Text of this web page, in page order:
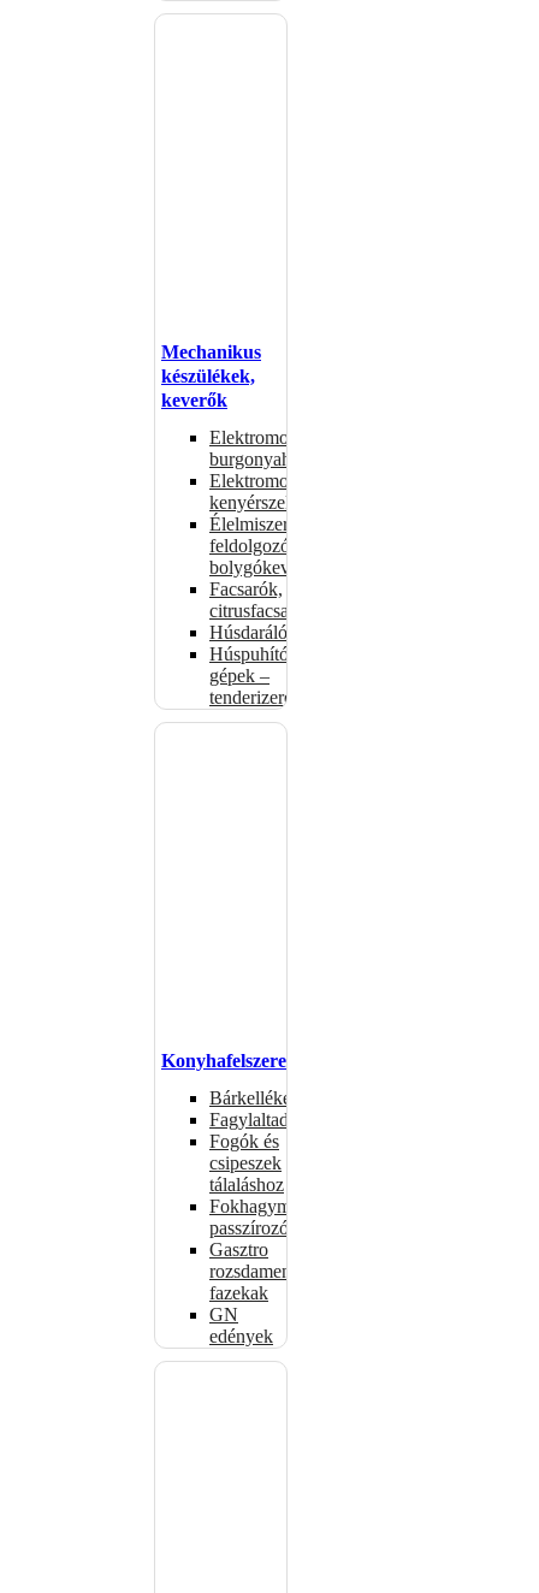
Mechanikus
készülékek,
keverők
Elektromos
burgonyahámozók
Elektromos
kenyérszeletelők
Élelmiszer-
feldolgozók –
bolygókeverők
Facsarók,
citrusfacsarók
Húsdarálók
Húspuhító
gépek –
tenderizerek
Konyhafelszerelés
Bárkellékek
Fagylaltadagolók
Fogók és
csipeszek
tálaláshoz
Fokhagymaprések,
passzírozók
Gasztro
rozsdamentes
fazekak
GN
edények